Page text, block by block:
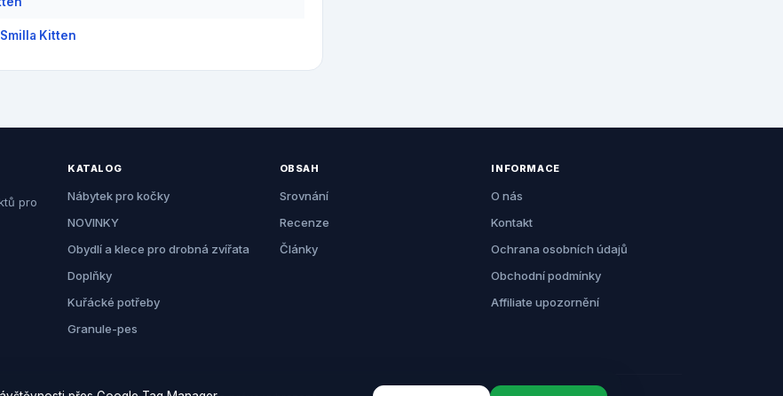
Kitten
pro
KATALOG
Nábytek pro kočky
NOVINKY
Obydlí a klece pro drobná zvířata
Doplňky
Kuřácké potřeby
Granule-pes
OBSAH
Srovnání
Recenze
Články
INFORMACE
O nás
Kontakt
Ochrana osobních údajů
Obchodní podmínky
Affiliate upozornění